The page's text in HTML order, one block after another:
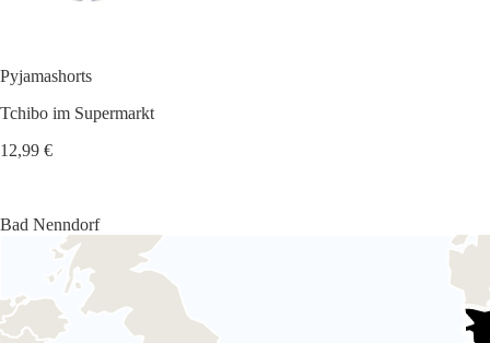
Pyjamashorts
Tchibo im Supermarkt
12,99 €
Bad Nenndorf